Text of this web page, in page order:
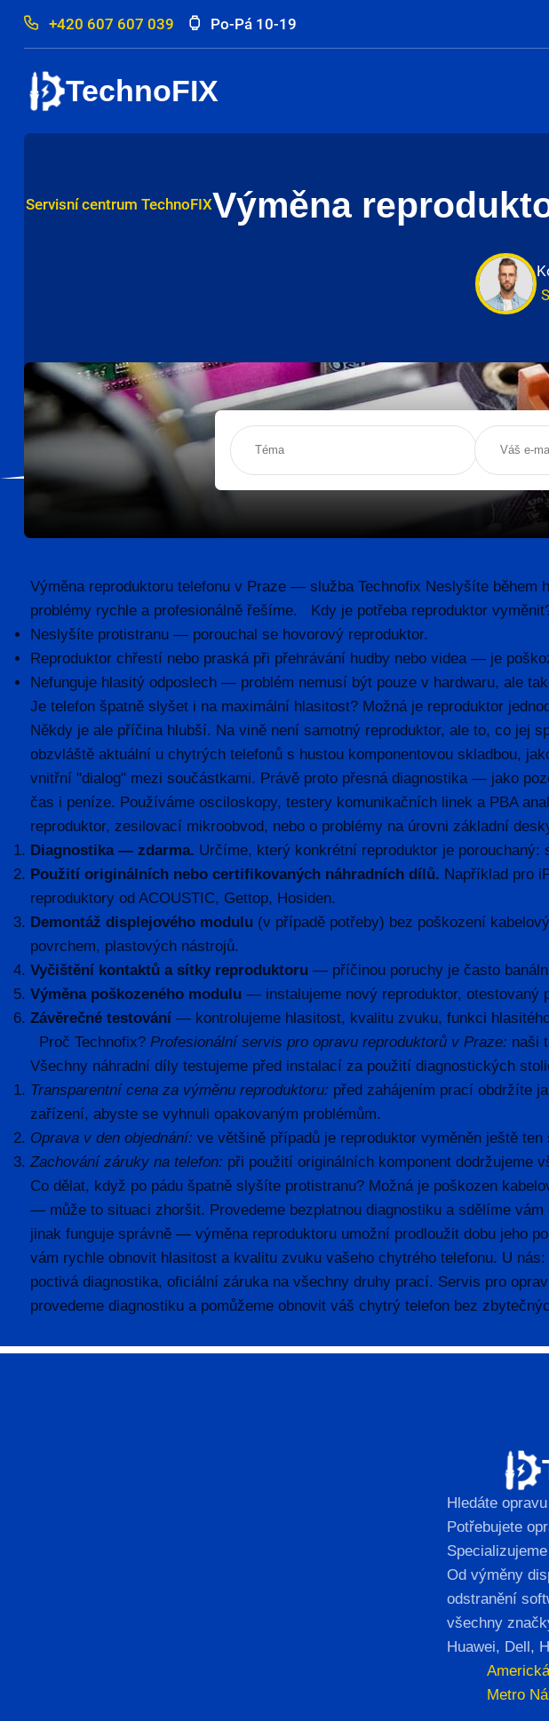
+420 607 607 039 Po-Pá 10-19
TechnoFIX
Servisní centrum TechnoFIXVýměna
Výměna reproduktoru telefonu v Praze — služba Technofix Neslyšíte během
problémy rychle a profesionálně řešíme. Kdy je potřeba reproduktor
Neslyšíte protistranu — porouchal se hovorový reproduktor.
Reproduktor chřestí nebo praská při přehrávání hudby nebo videa — je
Nefunguje hlasitý odposlech — problém nemusí být pouze v hardwaru, ale
Je telefon špatně slyšet i na maximální hlasitost? Možná je reproduktor
Někdy je ale příčina hlubší. Na vině není samotný reproduktor, ale to, co jej
obzvláště aktuální u chytrých telefonů s hustou komponentovou skladbou,
vnitřní "dialog" mezi součástkami. Právě proto přesná diagnostika — jako
čas i peníze. Používáme osciloskopy, testery komunikačních linek a PBA
reproduktor, zesilovací mikroobvod, nebo o problémy na úrovni základní
Diagnostika — zdarma. Určíme, který konkrétní reproduktor je
Použití originálních nebo certifikovaných náhradních dílů. Například pro
reproduktory od ACOUSTIC, Gettop, Hosiden.
Demontáž displejového modulu(v případě potřeby) bez poškození
povrchem, plastových nástrojů.
Vyčištění kontaktů a sítky reproduktoru— příčinou poruchy je často
Výměna poškozeného modulu— instalujeme nový reproduktor, otestovaný
Závěrečné testování— kontrolujeme hlasitost, kvalitu zvuku, funkci
Proč Technofix? Profesionální servis pro opravu reproduktorů v Praze: naši
Všechny náhradní díly testujeme před instalací za použití diagnostických
Transparentní cena za výměnu reproduktoru: před zahájením prací obdržíte
zařízení, abyste se vyhnuli opakovaným problémům.
Oprava v den objednání: ve většině případů je reproduktor vyměněn ještě
Zachování záruky na telefon: při použití originálních komponent dodržujeme
Co dělat, když po pádu špatně slyšíte protistranu? Možná je poškozen
— může to situaci zhoršit. Provedeme bezplatnou diagnostiku a sdělíme
jinak funguje správně — výměna reproduktoru umožní prodloužit dobu jeho
vám rychle obnovit hlasitost a kvalitu zvuku vašeho chytrého telefonu. U
poctivá diagnostika, oficiální záruka na všechny druhy prací. Servis pro
provedeme diagnostiku a pomůžeme obnovit váš chytrý telefon bez
Hledáte
Potřebujete
Od výměny
odstranění
všechny
Huawei, Dell,
Metro